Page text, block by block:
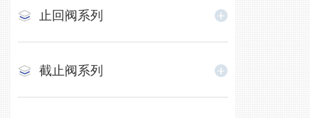
止回阀系列
截止阀系列